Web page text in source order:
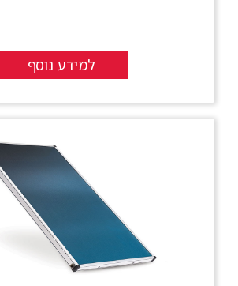
למידע נוסף